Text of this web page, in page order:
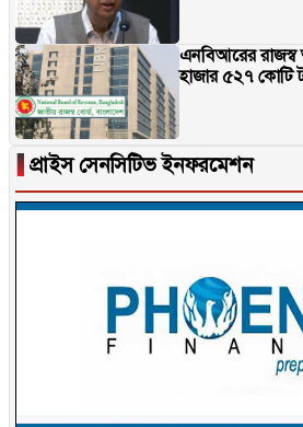
এনবিআরের
হাজার ৫২৭ কোটি
▐ প্রাইস সেনসিটিভ ইনফরমেশন